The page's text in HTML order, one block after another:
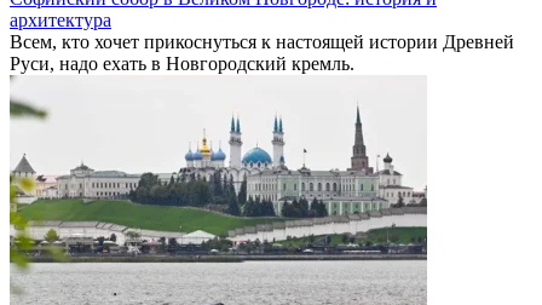
архитектура
Всем, кто хочет прикоснуться к настоящей истории Древней
Руси, надо ехать в Новгородский кремль.